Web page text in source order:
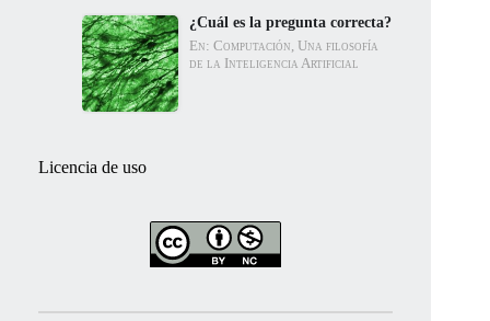
¿Cuál es la pregunta correcta?
En: Computación, Una filosofía
de la Inteligencia Artificial
Licencia de uso